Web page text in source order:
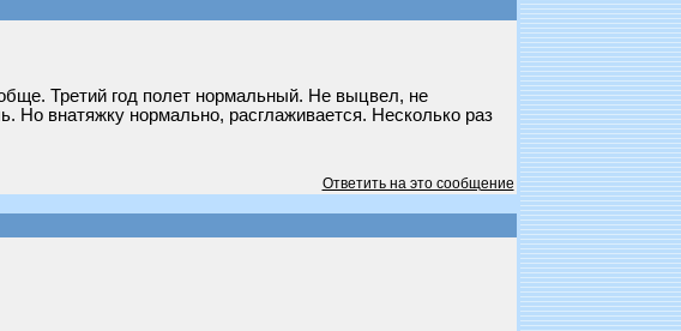
Третий год полет нормальный. Не выцвел, не
Но внатяжку нормально, расглаживается. Несколько раз
Ответить на это сообщение